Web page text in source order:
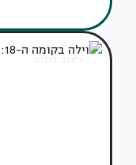
עיצוב בתים